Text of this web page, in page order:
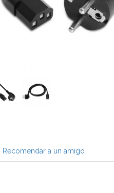
Recomendar a un amigo